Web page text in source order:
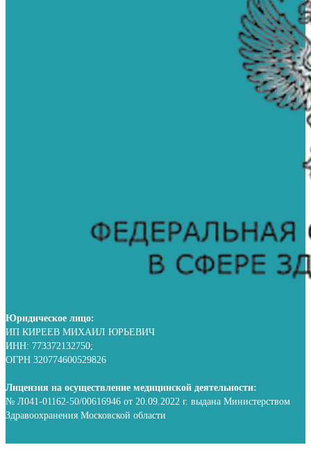
Юридическое лицо:
ИП КИРЕЕВ МИХАИЛ ЮРЬЕВИЧ
ИНН: 773372132750;
ОГРН 320774600529826
Лицензия на осуществление медицинской деятельности:
№ Л041-01162-50/00616946 от 20.09.2022 г. выдана Министерством
Здравоохранения Московской области